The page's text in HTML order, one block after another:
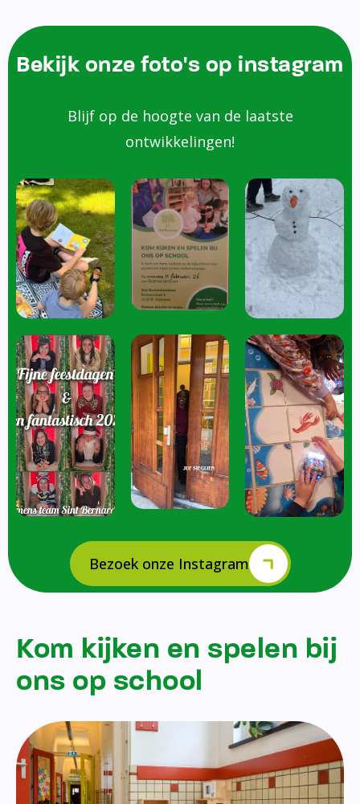
Bekijk onze foto's op instagram
Blijf op de hoogte van de laatste
ontwikkelingen!
Bezoek onze Instagram
Kom kijken en spelen bij
ons op school